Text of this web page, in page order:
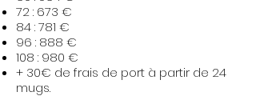
72 : 673 €
84 : 781 €
96 : 888 €
108 : 980 €
+ 30€ de frais de port à partir de 24
mugs.